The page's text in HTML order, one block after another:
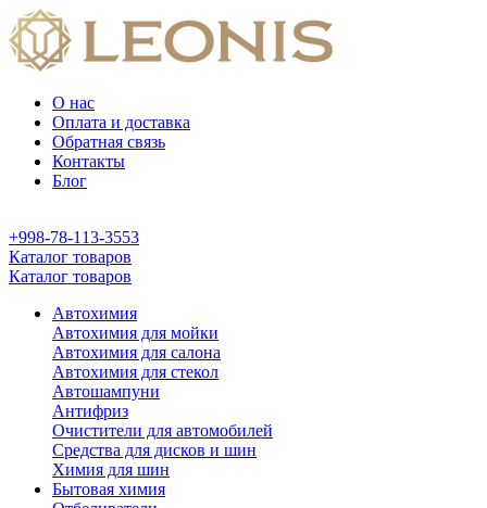
О нас
Оплата и доставка
Обратная связь
Контакты
Блог
+998-78-113-3553
Каталог товаров
Каталог товаров
Автохимия
Автохимия для мойки
Автохимия для салона
Автохимия для стекол
Автошампуни
Антифриз
Очистители для автомобилей
Средства для дисков и шин
Химия для шин
Бытовая химия